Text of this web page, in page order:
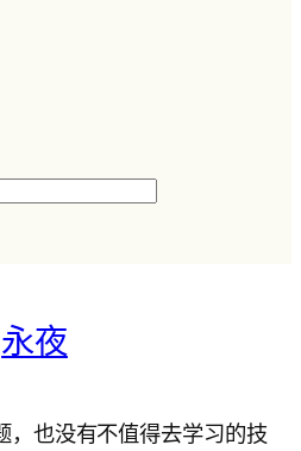
永夜
，也没有不值得去学习的技